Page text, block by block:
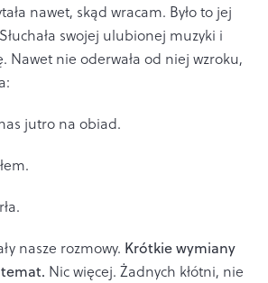
nawet, skąd wracam. Było to jej
swojej ulubionej muzyki i
Nawet nie oderwała od niej wzroku,
jutro na obiad.
nasze rozmowy. Krótkie wymiany
Nic więcej. Żadnych kłótni, nie